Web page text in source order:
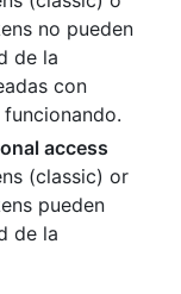
no pueden
de la
con
access
(classic) or
pueden
de la